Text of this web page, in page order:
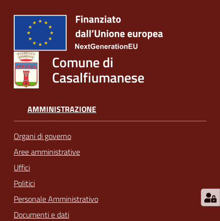
Tutti
argomenti
Comune di
Casalfiumanese
AMMINISTRAZIONE
Organi di governo
Aree amministrative
Uffici
Politici
Personale Amministrativo
Documenti e dati